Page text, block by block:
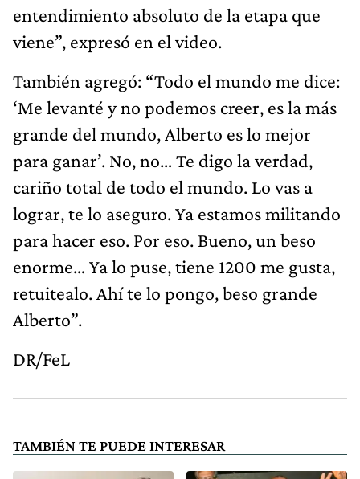
entendimiento absoluto de la etapa que
viene”, expresó en el video.
También agregó: “Todo el mundo me dice:
‘Me levanté y no podemos creer, es la más
grande del mundo, Alberto es lo mejor
para ganar’. No, no… Te digo la verdad,
cariño total de todo el mundo. Lo vas a
lograr, te lo aseguro. Ya estamos militando
para hacer eso. Por eso. Bueno, un beso
enorme… Ya lo puse, tiene 1200 me gusta,
retuitealo. Ahí te lo pongo, beso grande
Alberto”.
DR/FeL
TAMBIÉN TE PUEDE INTERESAR